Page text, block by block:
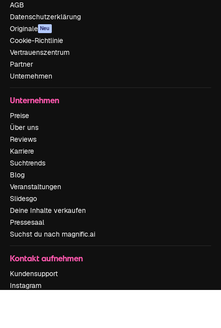
AGB
Datenschutzerklärung
Originale Neu
Cookie-Richtlinie
Vertrauenszentrum
Partner
Unternehmen
Unternehmen
Preise
Über uns
Reviews
Karriere
Suchtrends
Blog
Veranstaltungen
Slidesgo
Deine Inhalte verkaufen
Pressesaal
Suchst du nach magnific.ai
Kontakt aufnehmen
Kundensupport
Instagram